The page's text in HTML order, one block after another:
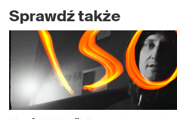
Sprawdź także